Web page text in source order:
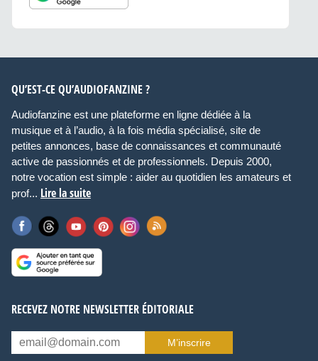
QU’EST-CE QU’AUDIOFANZINE ?
Audiofanzine est une plateforme en ligne dédiée à la
musique et à l’audio, à la fois média spécialisé, site de
petites annonces, base de connaissances et communauté
active de passionnés et de professionnels. Depuis 2000,
notre vocation est simple : aider au quotidien les amateurs et
prof... Lire la suite
RECEVEZ NOTRE NEWSLETTER ÉDITORIALE
M’inscrire